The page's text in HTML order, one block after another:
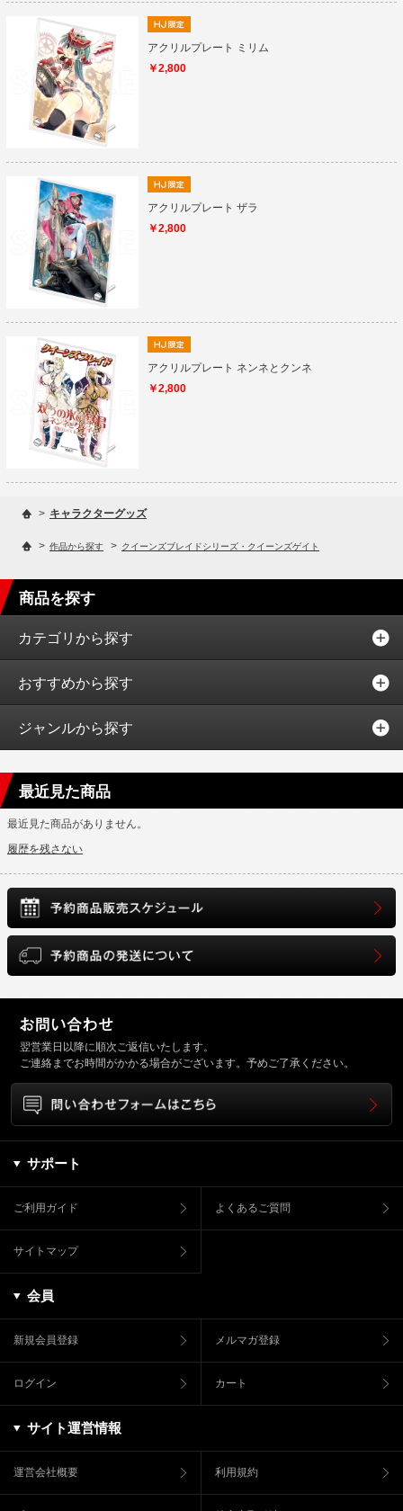
アクリルプレート ミリム
￥2,800
アクリルプレート ザラ
￥2,800
アクリルプレート ネンネとクンネ
￥2,800
> キャラクターグッズ
> 作品から探す > クイーンズブレイドシリーズ・クイーンズゲイト
商品を探す
カテゴリから探す
おすすめから探す
ジャンルから探す
最近見た商品
最近見た商品がありません。
履歴を残さない
翌営業日以降に順次ご返信いたします。
ご連絡までお時間がかかる場合がございます。予めご了承ください。
サポート
ご利用ガイド よくあるご質問
サイトマップ
会員
新規会員登録 メルマガ登録
ログイン カート
サイト運営情報
運営会社概要 利用規約